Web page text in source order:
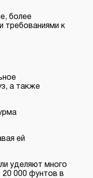
более
требованиями к
а также
ей
уделяют много
20 000 фунтов в